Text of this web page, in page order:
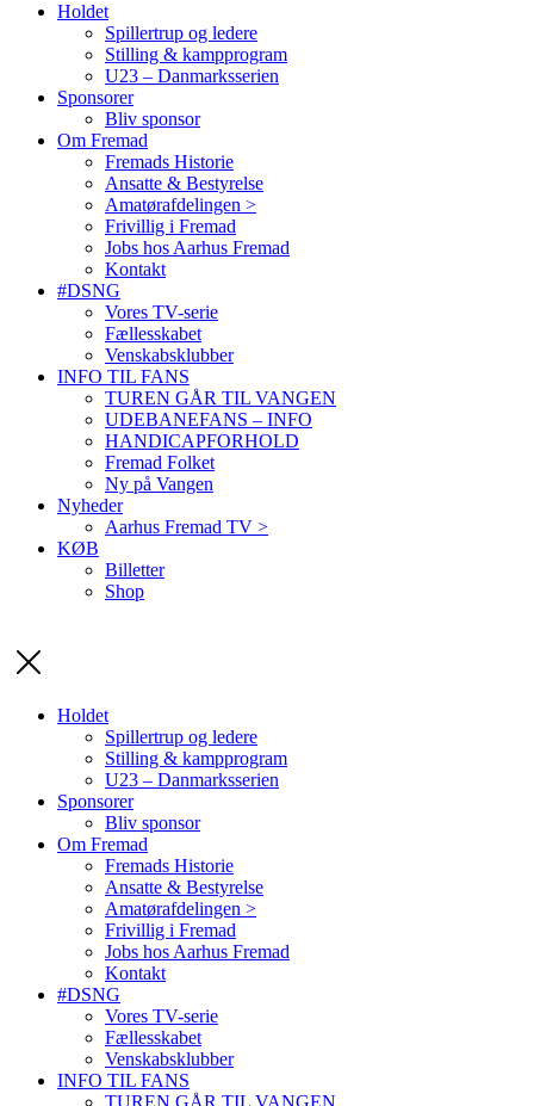
Holdet
Spillertrup og ledere
Stilling & kampprogram
U23 – Danmarksserien
Sponsorer
Bliv sponsor
Om Fremad
Fremads Historie
Ansatte & Bestyrelse
Amatørafdelingen >
Frivillig i Fremad
Jobs hos Aarhus Fremad
Kontakt
#DSNG
Vores TV-serie
Fællesskabet
Venskabsklubber
INFO TIL FANS
TUREN GÅR TIL VANGEN
UDEBANEFANS – INFO
HANDICAPFORHOLD
Fremad Folket
Ny på Vangen
Nyheder
Aarhus Fremad TV >
KØB
Billetter
Shop
Holdet
Spillertrup og ledere
Stilling & kampprogram
U23 – Danmarksserien
Sponsorer
Bliv sponsor
Om Fremad
Fremads Historie
Ansatte & Bestyrelse
Amatørafdelingen >
Frivillig i Fremad
Jobs hos Aarhus Fremad
Kontakt
#DSNG
Vores TV-serie
Fællesskabet
Venskabsklubber
INFO TIL FANS
TUREN GÅR TIL VANGEN